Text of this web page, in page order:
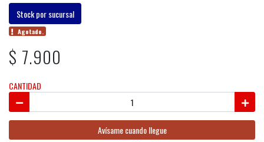
Stock por sucursal
Agotado.
$ 7.900
CANTIDAD
Avísame cuando llegue